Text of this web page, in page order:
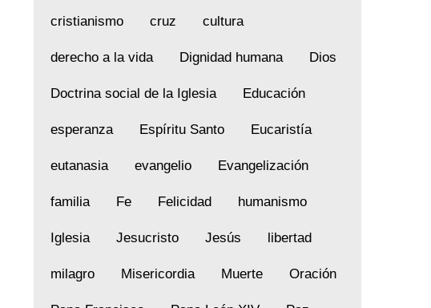
cristianismo cruz cultura
derecho a la vida Dignidad humana Dios
Doctrina social de la Iglesia Educación
esperanza Espíritu Santo Eucaristía
eutanasia evangelio Evangelización
familia Fe Felicidad humanismo
Iglesia Jesucristo Jesús libertad
milagro Misericordia Muerte Oración